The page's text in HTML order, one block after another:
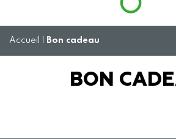
Accueil Bon cadeau
BON